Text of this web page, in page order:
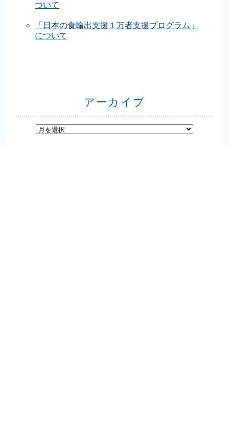
ついて
「日本の食輸出支援１万者支援プログラム」
について
アーカイブ